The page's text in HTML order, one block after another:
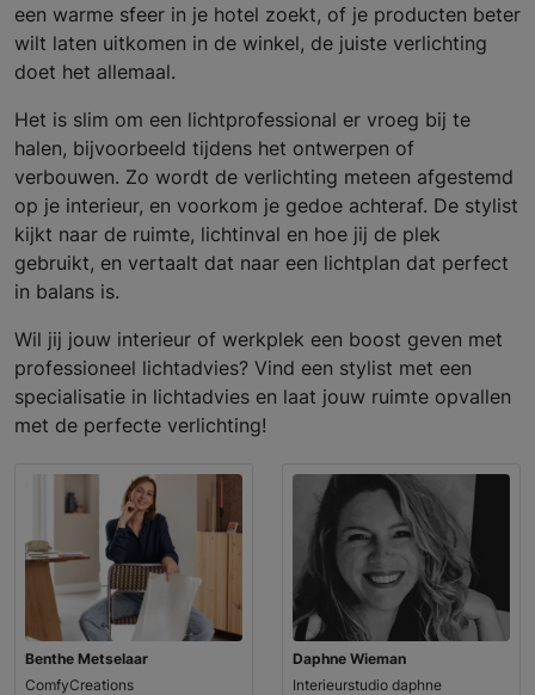
een warme sfeer in je hotel zoekt, of je producten beter
wilt laten uitkomen in de winkel, de juiste verlichting
doet het allemaal.
Het is slim om een lichtprofessional er vroeg bij te
halen, bijvoorbeeld tijdens het ontwerpen of
verbouwen. Zo wordt de verlichting meteen afgestemd
op je interieur, en voorkom je gedoe achteraf. De stylist
kijkt naar de ruimte, lichtinval en hoe jij de plek
gebruikt, en vertaalt dat naar een lichtplan dat perfect
in balans is.
Wil jij jouw interieur of werkplek een boost geven met
professioneel lichtadvies? Vind een stylist met een
specialisatie in lichtadvies en laat jouw ruimte opvallen
met de perfecte verlichting!
Benthe Metselaar
ComfyCreations
Daphne Wieman
Interieurstudio daphne